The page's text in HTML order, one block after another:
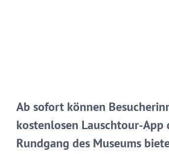
Ab sofort können
kostenlosen Lauschtour-
Rundgang des Museums